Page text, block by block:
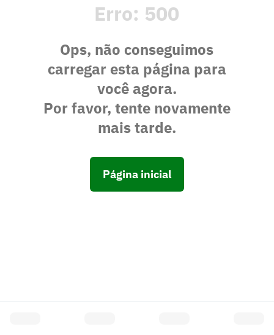
Erro: 500
Ops, não conseguimos
carregar esta página para
você agora.
Por favor, tente novamente
mais tarde.
Página inicial